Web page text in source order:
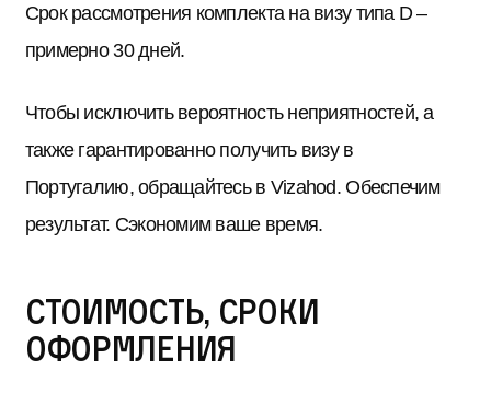
Срок рассмотрения комплекта на визу типа D –
примерно 30 дней.
Чтобы исключить вероятность неприятностей, а
также гарантированно получить визу в
Португалию, обращайтесь в Vizahod. Обеспечим
результат. Сэкономим ваше время.
Стоимость, сроки
оформления